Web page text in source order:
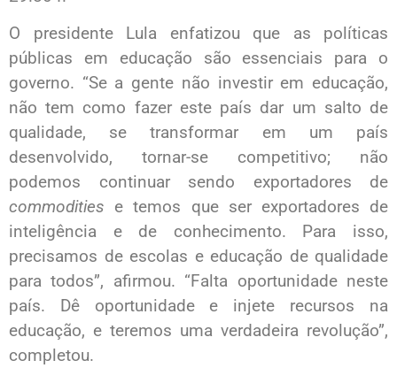
O presidente Lula enfatizou que as políticas
públicas em educação são essenciais para o
governo. “Se a gente não investir em educação,
não tem como fazer este país dar um salto de
qualidade, se transformar em um país
desenvolvido, tornar-se competitivo; não
podemos continuar sendo exportadores de
commodities e temos que ser exportadores de
inteligência e de conhecimento. Para isso,
precisamos de escolas e educação de qualidade
para todos”, afirmou. “Falta oportunidade neste
país. Dê oportunidade e injete recursos na
educação, e teremos uma verdadeira revolução”,
completou.